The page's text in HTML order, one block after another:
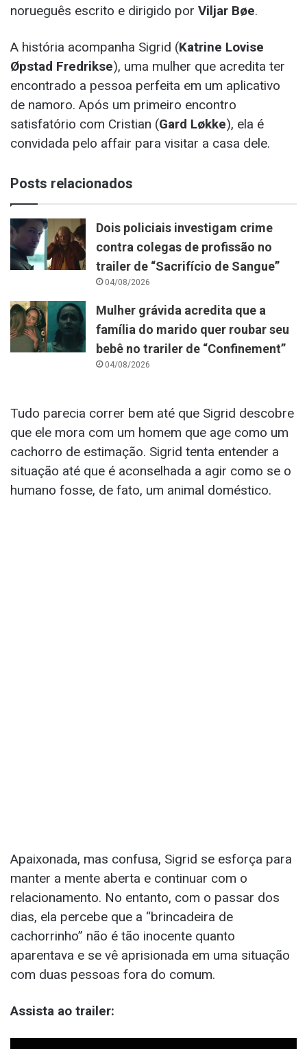
norueguês escrito e dirigido por Viljar Bøe.
A história acompanha Sigrid (Katrine Lovise
Øpstad Fredrikse), uma mulher que acredita ter
encontrado a pessoa perfeita em um aplicativo
de namoro. Após um primeiro encontro
satisfatório com Cristian (Gard Løkke), ela é
convidada pelo affair para visitar a casa dele.
Posts relacionados
Dois policiais investigam crime
contra colegas de profissão no
trailer de “Sacrifício de Sangue”
04/08/2026
Mulher grávida acredita que a
família do marido quer roubar seu
bebê no trariler de “Confinement”
04/08/2026
Tudo parecia correr bem até que Sigrid descobre
que ele mora com um homem que age como um
cachorro de estimação. Sigrid tenta entender a
situação até que é aconselhada a agir como se o
humano fosse, de fato, um animal doméstico.
Apaixonada, mas confusa, Sigrid se esforça para
manter a mente aberta e continuar com o
relacionamento. No entanto, com o passar dos
dias, ela percebe que a “brincadeira de
cachorrinho” não é tão inocente quanto
aparentava e se vê aprisionada em uma situação
com duas pessoas fora do comum.
Assista ao trailer: